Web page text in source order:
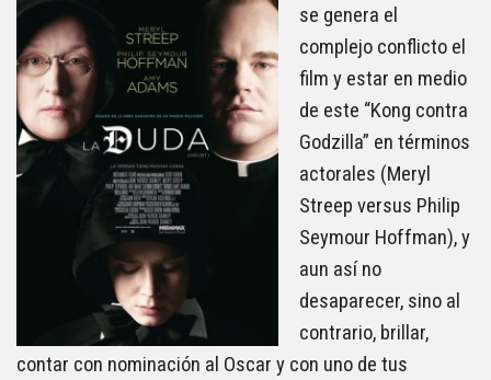
se genera el
complejo conflicto el
film y estar en medio
de este “Kong contra
Godzilla” en términos
actorales (Meryl
Streep versus Philip
Seymour Hoffman), y
aun así no
desaparecer, sino al
contrario, brillar,
contar con nominación al Oscar y con uno de tus